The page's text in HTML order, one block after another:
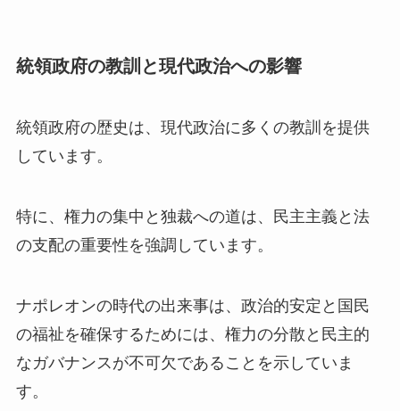
統領政府の教訓と現代政治への影響
統領政府の歴史は、現代政治に多くの教訓を提供
しています。
特に、権力の集中と独裁への道は、民主主義と法
の支配の重要性を強調しています。
ナポレオンの時代の出来事は、政治的安定と国民
の福祉を確保するためには、権力の分散と民主的
なガバナンスが不可欠であることを示していま
す。